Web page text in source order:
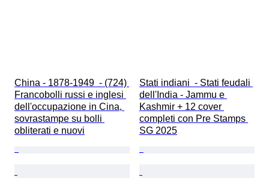
China - 1878-1949  - (724)
Francobolli russi e inglesi
dell'occupazione in Cina,
sovrastampe su bolli
obliterati e nuovi
Stati indiani  - Stati feudali
dell'India - Jammu e
Kashmir + 12 cover
completi con Pre Stamps
SG 2025